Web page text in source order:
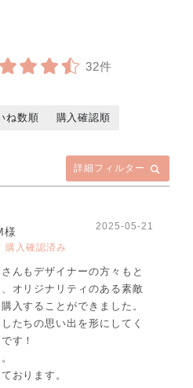
32件
詳細フィルター
ね数順 購入確認順
様
購入確認済み
2025-05-21
んもデザイナーの方々もと
オリジナリティのある素敵
入することができました。
たちの思い出を形にしてく
す！
おります。